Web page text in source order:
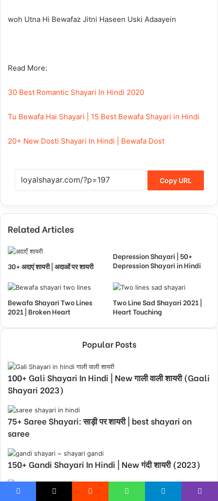
woh Utna Hi Bewafaz Jitni Haseen Uski Adaayein
Read More:
30 Best Romantic Shayari In Hindi 2020
Tu Bewafa Hai Shayari | 15 Best Bewafa Shayari in Hindi
20+ New Dosti Shayari In Hindi | Bewafa Dost
Copy URL
Related Articles
30+ अदाएं शायरी | अदाओं पर शायरी
Depression Shayari | 50+
Depression Shayari in Hindi
Bewafa Shayari Two Lines
2021 | Broken Heart
Two Line Sad Shayari 2021 |
Heart Touching
Popular Posts
100+ Gali Shayari In Hindi | New गाली वाली शायरी (Gaali
Shayari 2023)
75+ Saree Shayari: साड़ी पर शायरी | best shayari on
saree
150+ Gandi Shayari In Hindi | New गंदी शायरी (2023)